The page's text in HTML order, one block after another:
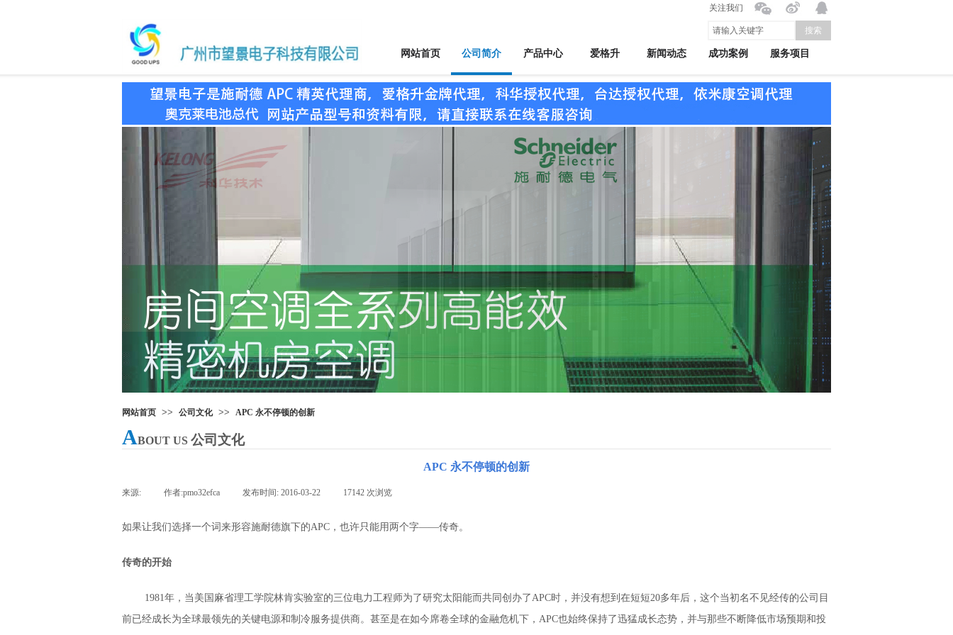
网站首页 公司简介 产品中心 爱格升 新闻动态 成功案例 服务项目
关注我们
搜索
网站首页 >> 公司文化 >> APC 永不停顿的创新
ABOUT US 公司文化
APC 永不停顿的创新
来源: 作者:pmo32efca 发布时间: 2016-03-22 17142 次浏览
如果让我们选择一个词来形容施耐德旗下的APC，也许只能用两个字——传奇。
传奇的开始
1981年，当美国麻省理工学院林肯实验室的三位电力工程师为了研究太阳能而共同创办了APC时，并没有想到在短短20多年后，这个当初名不见经传的公司目
前已经成长为全球最领先的关键电源和制冷服务提供商。甚至是在如今席卷全球的金融危机下，APC也始终保持了迅猛成长态势，并与那些不断降低市场预期和投